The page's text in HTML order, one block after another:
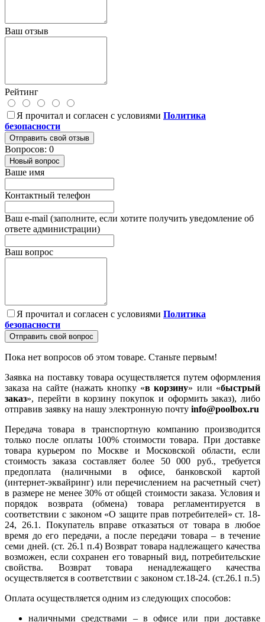
Ваш отзыв
Рейтинг
Я прочитал и согласен с условиями Политика
безопасности
Отправить свой отзыв
Вопросов: 0
Новый вопрос
Ваше имя
Контактный телефон
Ваш e-mail (заполните, если хотите получить уведомление об
ответе администрации)
Ваш вопрос
Я прочитал и согласен с условиями Политика
безопасности
Отправить свой вопрос
Пока нет вопросов об этом товаре. Станьте первым!
Заявка на поставку товара осуществляется путем оформления
заказа на сайте (нажать кнопку «в корзину» или «быстрый
заказ», перейти в корзину покупок и оформить заказ), либо
отправив заявку на нашу электронную почту info@poolbox.ru
Передача товара в транспортную компанию производится
только после оплаты 100% стоимости товара. При доставке
товара курьером по Москве и Московской области, если
стоимость заказа составляет более 50 000 руб., требуется
предоплата (наличными в офисе, банковской картой
(интернет-эквайринг) или перечислением на расчетный счет)
в размере не менее 30% от общей стоимости заказа. Условия и
порядок возврата (обмена) товара регламентируется в
соответствии с законом «О защите прав потребителей» ст. 18-
24, 26.1. Покупатель вправе отказаться от товара в любое
время до его передачи, а после передачи товара – в течение
семи дней. (ст. 26.1 п.4) Возврат товара надлежащего качества
возможен, если сохранен его товарный вид, потребительские
свойства. Возврат товара ненадлежащего качества
осуществляется в соответствии с законом ст.18-24. (ст.26.1 п.5)
Оплата осуществляется одним из следующих способов:
наличными средствами – в офисе или при доставке